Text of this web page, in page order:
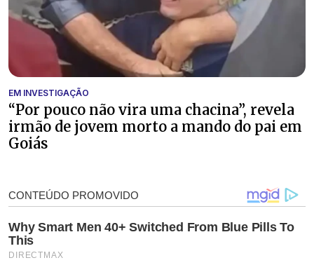
EM INVESTIGAÇÃO
“Por pouco não vira uma chacina”, revela
irmão de jovem morto a mando do pai em
Goiás